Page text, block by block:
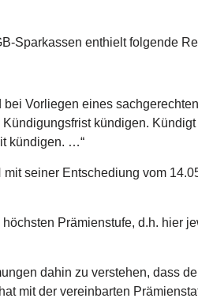
Sparkassen enthielt folgende
Vorliegen eines
kündigen.
kündigen. …“
seiner Entschediung vom
Prämienstufe, d.h. hier
dahin zu verstehen, dass
mit der vereinbarten